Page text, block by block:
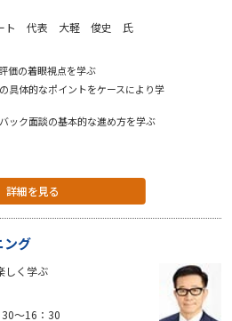
ート 代表 大軽 俊史 氏
価の着眼視点を学ぶ
具体的なポイントをケースにより学
ック面談の基本的な進め方を学ぶ
詳細を見る
ング
しく学ぶ
〜16：30